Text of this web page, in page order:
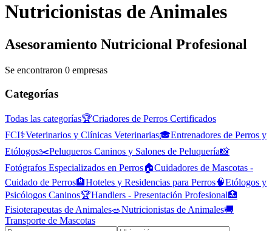
Nutricionistas de Animales
Asesoramiento Nutricional Profesional
Se encontraron 0 empresas
Categorías
Todas las categorías🏆Criadores de Perros Certificados
FCI⚕️Veterinarios y Clínicas Veterinarias🎓Entrenadores de Perros y
Etólogos✂️Peluqueros Caninos y Salones de Peluquería📸
Fotógrafos Especializados en Perros🏠Cuidadores de Mascotas -
Cuidado de Perros🏨Hoteles y Residencias para Perros🧠Etólogos y
Psicólogos Caninos🏆Handlers - Presentación Profesional🏥
Fisioterapeutas de Animales🥗Nutricionistas de Animales🚚
Transporte de Mascotas